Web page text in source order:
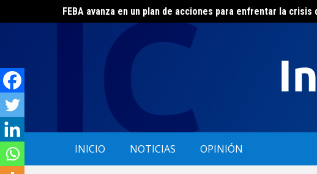
to
El ERAS continúa con el beneficio de la tarifa social del agua
INICIO NOTICIAS OPINIÓN